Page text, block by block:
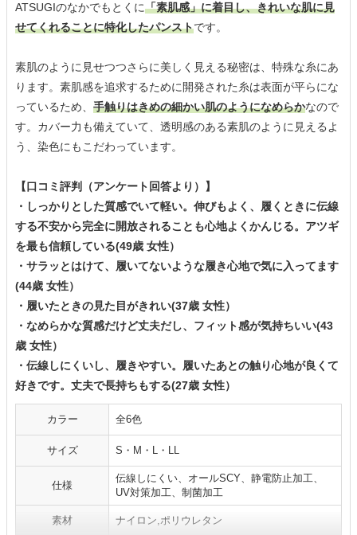
ATSUGIのなかでもとくに「素肌感」に着目し、きれいな肌に見
せてくれることに特化したパンストです。
素肌のように見せつつさらに美しく見える秘密は、特殊な糸にあ
ります。素肌感を追求するために開発された糸は表面が平らにな
っているため、 手触りはきめの細かい肌のようになめらかなので
す。カバー力も備えていて、透明感のある素肌のように見えるよ
う、染色にもこだわっています。
【口コミ評判（アンケート回答より）】
・しっかりとした質感でいて軽い。伸びもよく、履くときに伝線
する不安から完全に開放されることも心地よくかんじる。アツギ
を最も信頼している(49歳 女性）
・サラッとはけて、履いてないような履き心地で気に入ってます
(44歳 女性）
・履いたときの見た目がきれい(37歳 女性）
・なめらかな質感だけど丈夫だし、フィット感が気持ちいい(43
歳 女性）
・伝線しにくいし、履きやすい。履いたあとの触り心地が良くて
好きです。丈夫で長持ちもする(27歳 女性）
カラー 全6色
サイズ S・M・L・LL
仕様
伝線しにくい、オールSCY、静電防止加工、
UV対策加工、制菌加工
素材 ナイロン,ポリウレタン